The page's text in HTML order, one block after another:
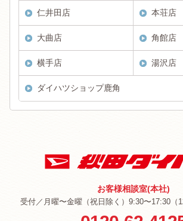
仁井田店 本荘店
大曲店 角館店
横手店 湯沢店
ダイハツショップ鹿角
お客様相談室(本社)
受付／月曜〜金曜（祝日除く）9:30〜17:30（